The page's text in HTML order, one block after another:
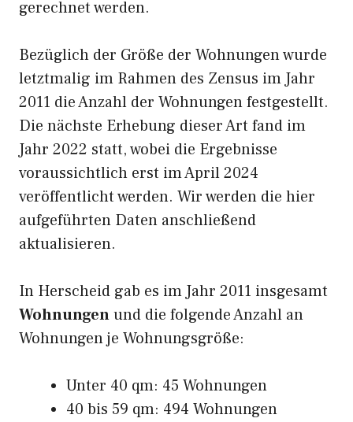
gerechnet werden.
Bezüglich der Größe der Wohnungen wurde
letztmalig im Rahmen des Zensus im Jahr
2011 die Anzahl der Wohnungen festgestellt.
Die nächste Erhebung dieser Art fand im
Jahr 2022 statt, wobei die Ergebnisse
voraussichtlich erst im April 2024
veröffentlicht werden. Wir werden die hier
aufgeführten Daten anschließend
aktualisieren.
In Herscheid gab es im Jahr 2011 insgesamt
Wohnungenund die folgende Anzahl an
Wohnungen je Wohnungsgröße:
Unter 40 qm: 45 Wohnungen
40 bis 59 qm: 494 Wohnungen